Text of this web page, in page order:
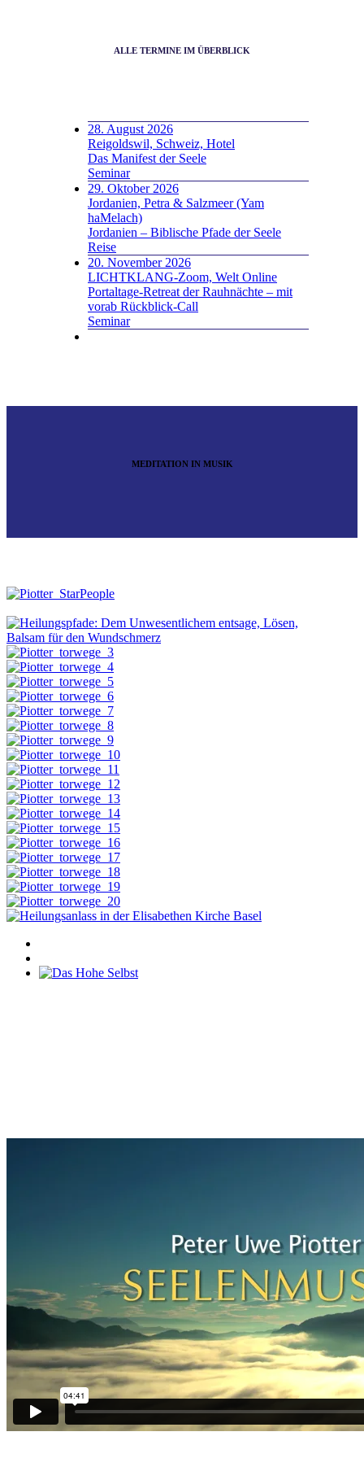
ALLE TERMINE IM ÜBERBLICK
28. August 2026
Reigoldswil, Schweiz, Hotel
Das Manifest der Seele
Seminar
29. Oktober 2026
Jordanien, Petra & Salzmeer (Yam
haMelach)
Jordanien – Biblische Pfade der Seele
Reise
20. November 2026
LICHTKLANG-Zoom, Welt Online
Portaltage-Retreat der Rauhnächte – mit
vorab Rückblick-Call
Seminar
MEDITATION IN MUSIK